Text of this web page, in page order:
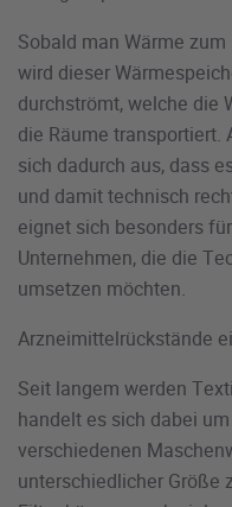
Sobald man Wärme
wird dieser
durchströmt, welche die
die Räume transportiert.
sich dadurch aus, dass
und damit technisch
eignet sich besonders
Unternehmen, die die
umsetzen möchten.
Arzneimittelrückstände
Seit langem werden
handelt es sich dabei
verschiedenen
unterschiedlicher Größe